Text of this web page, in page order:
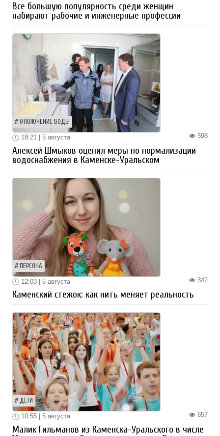
Все большую популярность среди женщин
набирают рабочие и инженерные профессии
ОТКЛЮЧЕНИЕ ВОДЫ
598
18:21 | 5 августа
Алексей Шмыков оценил меры по нормализации
водоснабжения в Каменске-Уральском
ПЕРСОНА
342
12:03 | 5 августа
Каменский стежок: как нить меняет реальность
ДЕТИ
657
10:55 | 5 августа
Малик Гильманов из Каменска-Уральского в числе